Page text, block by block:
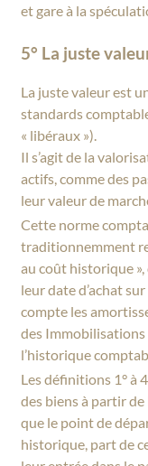
et gare à la
5° La juste
La juste valeur est
standards
« libéraux »).
Il s’agit de la
actifs, comme des
leur valeur de
Cette norme
traditionnemment
au coût historique
leur date d’achat
compte les
des
l’historique
Les définitions 1° à
des biens à partir
que le point de
historique, part de